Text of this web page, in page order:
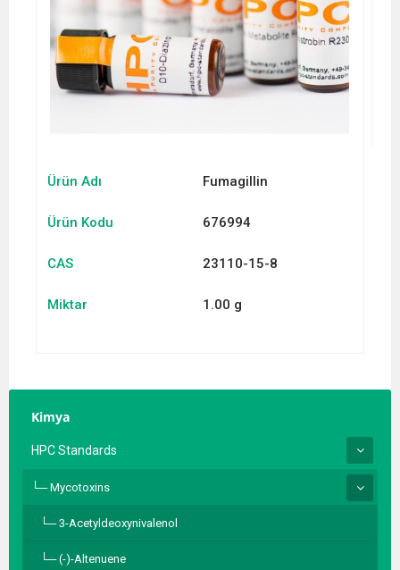
Ürün Adı Fumagillin
Ürün Kodu 676994
CAS 23110-15-8
Miktar 1.00 g
Kimya
HPC Standards
Mycotoxins
3-Acetyldeoxynivalenol
(-)-Altenuene